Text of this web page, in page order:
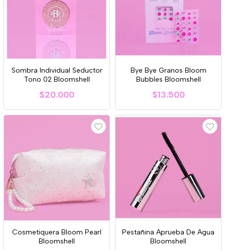
Sombra Individual Seductor
Tono 02 Bloomshell
$20.000
Bye Bye Granos Bloom
Bubbles Bloomshell
$13.500
Cosmetiquera Bloom Pearl
Bloomshell
Pestañina Aprueba De Agua
Bloomshell